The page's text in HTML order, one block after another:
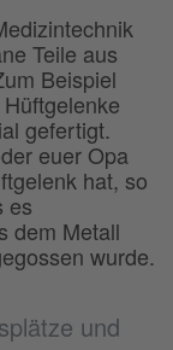
und
Teile aus
Beispiel
gefertigt.
euer Opa
hat, so
es
dem Metall
wurde.